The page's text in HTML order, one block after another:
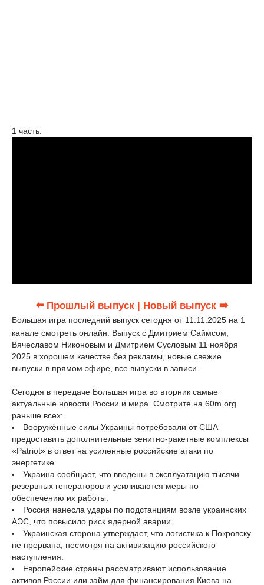
1 часть:
⬅️ Прошлый выпуск | Новый выпуск ➡️
Большая игра последний выпуск сегодня от 11.11.2025 на 1
канале смотреть онлайн. Выпуск с Дмитрием Саймсом,
Вячеславом Никоновым и Дмитрием Сусловым 11 ноября
2025 в хорошем качестве без рекламы, новые свежие
выпуски в прямом эфире, все выпуски в записи.
Сегодня в передаче Большая игра во вторник самые
актуальные новости России и мира. Смотрите на 60m.org
раньше всех:
Вооружённые силы Украины потребовали от США
предоставить дополнительные зенитно-ракетные комплексы
«Patriot» в ответ на усиленные российские атаки по
энергетике.
Украина сообщает, что введены в эксплуатацию тысячи
резервных генераторов и усиливаются меры по
обеспечению их работы.
Россия нанесла удары по подстанциям возле украинских
АЭС, что повысило риск ядерной аварии.
Украинская сторона утверждает, что логистика к Покровску
не прервана, несмотря на активизацию российского
наступления.
Европейские страны рассматривают использование
активов России или займ для финансирования Киева на